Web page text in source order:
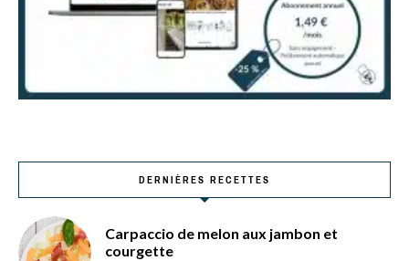
DERNIÈRES RECETTES
Carpaccio de melon aux jambon et
courgette